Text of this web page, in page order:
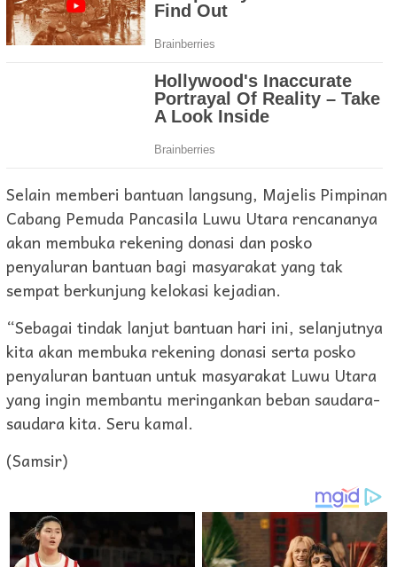
Selain memberi bantuan langsung, Majelis Pimpinan
Cabang Pemuda Pancasila Luwu Utara rencananya
akan membuka rekening donasi dan posko
penyaluran bantuan bagi masyarakat yang tak
sempat berkunjung kelokasi kejadian.
“Sebagai tindak lanjut bantuan hari ini, selanjutnya
kita akan membuka rekening donasi serta posko
penyaluran bantuan untuk masyarakat Luwu Utara
yang ingin membantu meringankan beban saudara-
saudara kita. Seru kamal.
(Samsir)